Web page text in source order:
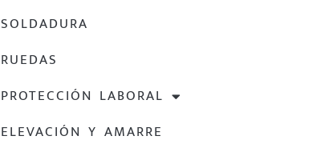
SOLDADURA
RUEDAS
PROTECCIÓN LABORAL
ELEVACIÓN Y AMARRE